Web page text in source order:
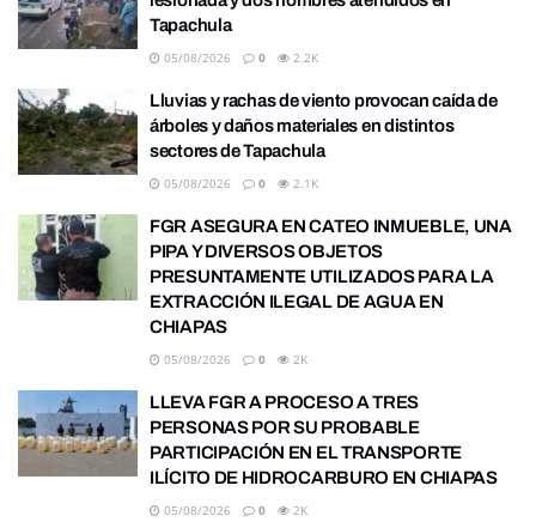
Tapachula
05/08/2026 0 2.2K
Lluvias y rachas de viento provocan caída de
árboles y daños materiales en distintos
sectores de Tapachula
05/08/2026 0 2.1K
FGR ASEGURA EN CATEO INMUEBLE, UNA
PIPA Y DIVERSOS OBJETOS
PRESUNTAMENTE UTILIZADOS PARA LA
EXTRACCIÓN ILEGAL DE AGUA EN
CHIAPAS
05/08/2026 0 2K
LLEVA FGR A PROCESO A TRES
PERSONAS POR SU PROBABLE
PARTICIPACIÓN EN EL TRANSPORTE
ILÍCITO DE HIDROCARBURO EN CHIAPAS
05/08/2026 0 2K